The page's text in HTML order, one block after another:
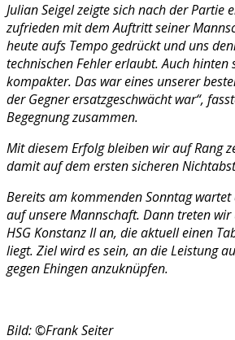
Julian Seigel zeigte sich nach der Partie
zufrieden mit dem Auftritt seiner
heute aufs Tempo gedrückt und uns
technischen Fehler erlaubt. Auch hinten
kompakter. Das war eines unserer
der Gegner ersatzgeschwächt war“,
Begegnung zusammen.
Mit diesem Erfolg bleiben wir auf Rang
damit auf dem ersten sicheren
Bereits am kommenden Sonntag wartet
auf unsere Mannschaft. Dann treten
HSG Konstanz II an, die aktuell einen
liegt. Ziel wird es sein, an die Leistung
gegen Ehingen anzuknüpfen.
Bild: ©Frank Seiter